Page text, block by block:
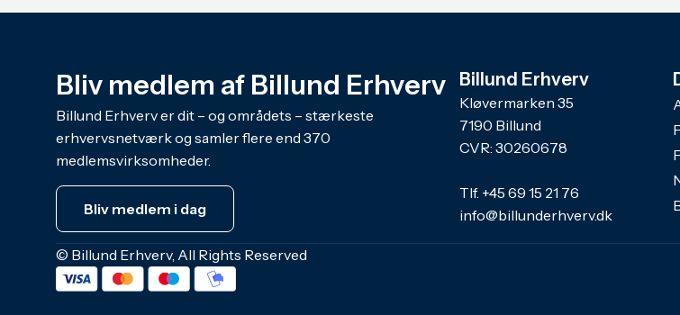
Bliv medlem af Billund Erhverv
Billund Erhverv er dit – og områdets – stærkeste
erhvervsnetværk og samler flere end 370
medlemsvirksomheder.
Bliv medlem i dag
Billund Erhverv
Kløvermarken 35
7190 Billund
CVR: 30260678
Tlf. +45 69 15 21 76
info@billunderhverv.dk
© Billund Erhverv, All Rights Reserved